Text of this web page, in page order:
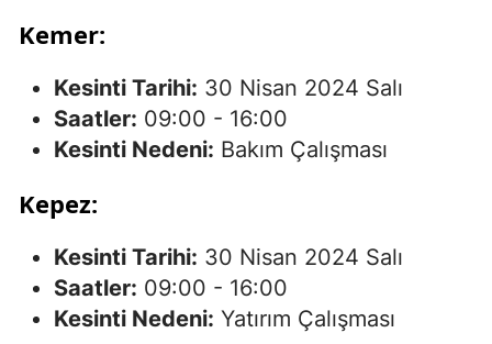
Kemer:
Kesinti Tarihi: 30 Nisan 2024 Salı
Saatler: 09:00 - 16:00
Kesinti Nedeni: Bakım Çalışması
Kepez:
Kesinti Tarihi: 30 Nisan 2024 Salı
Saatler: 09:00 - 16:00
Kesinti Nedeni: Yatırım Çalışması